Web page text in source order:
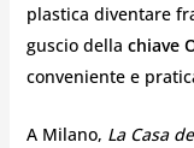
plastica diventare
guscio della chiave
conveniente e
A Milano, La Casa